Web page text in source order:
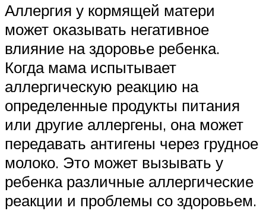
Аллергия у кормящей матери
может оказывать негативное
влияние на здоровье ребенка.
Когда мама испытывает
аллергическую реакцию на
определенные продукты питания
или другие аллергены, она может
передавать антигены через грудное
молоко. Это может вызывать у
ребенка различные аллергические
реакции и проблемы со здоровьем.